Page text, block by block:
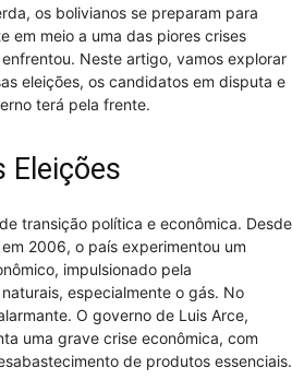
os bolivianos se preparam para
em meio a uma das piores crises
Neste artigo, vamos explorar
eleições, os candidatos em disputa e
terá pela frente.
Eleições
transição política e econômica. Desde
2006, o país experimentou um
impulsionado pela
especialmente o gás. No
O governo de Luis Arce,
uma grave crise econômica, com
de produtos essenciais.